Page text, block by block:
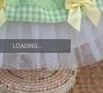
LOADING...